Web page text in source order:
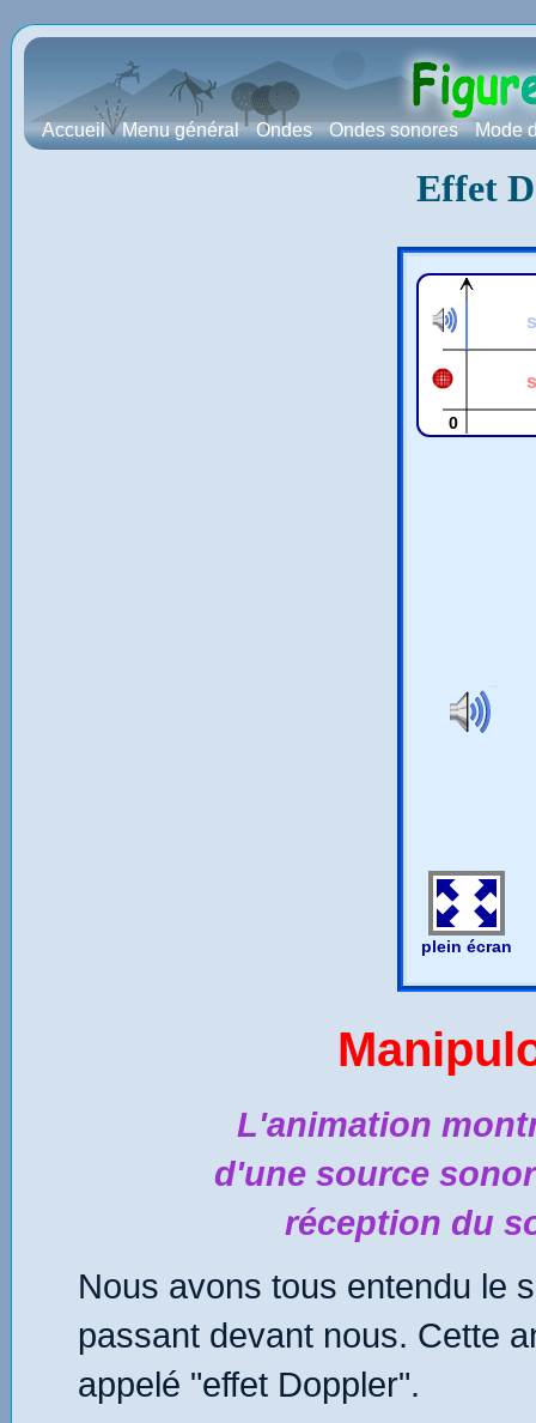
Accueil Menu général Ondes Ondes sonores Mode
Effet
L'animation
d'une source
réception du
Nous avons tous entendu le
passant devant nous. Cette
appelé "effet Doppler".